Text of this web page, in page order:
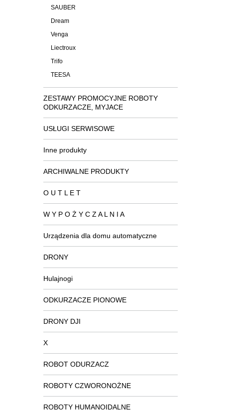
SAUBER
Dream
Venga
Liectroux
Trifo
TEESA
ZESTAWY PROMOCYJNE ROBOTY
ODKURZACZE, MYJACE
USŁUGI SERWISOWE
Inne produkty
ARCHIWALNE PRODUKTY
O U T L E T
W Y P O Ż Y C Z A L N I A
Urządzenia dla domu automatyczne
DRONY
Hulajnogi
ODKURZACZE PIONOWE
DRONY DJI
X
ROBOT ODURZACZ
ROBOTY CZWORONOŻNE
ROBOTY HUMANOIDALNE